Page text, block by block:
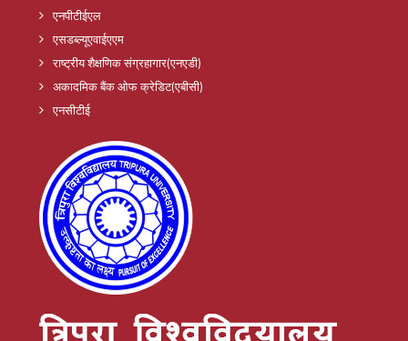
एनपीटीईएल
एसडब्ल्यूएवाईएएम
राष्ट्रीय शैक्षणिक संग्रहागार(एनएडी)
अकादमिक बैंक ओफ क्रेडिट(एबीसी)
एनसीटीई